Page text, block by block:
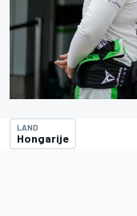
LAND
Hongarije